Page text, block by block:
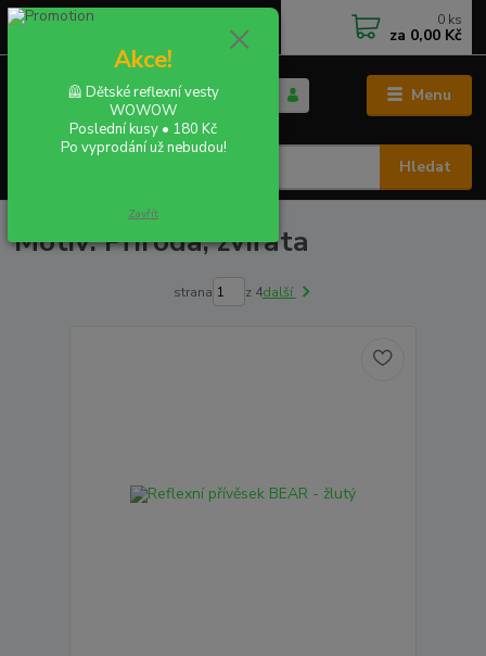
Menu
CZK
Hledat
+420 702 855 412
0 ks
za 0,00 Kč
Motiv: Příroda, zvířata
strana z 4další
Akce!
🦺 Dětské reflexní vesty
WOWOW
Poslední kusy • 180 Kč
Po vyprodání už nebudou!
Zavřít